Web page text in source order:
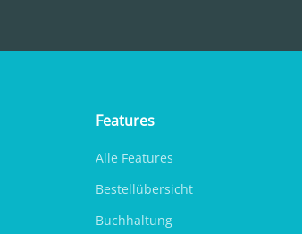
Features
Alle Features
Bestellübersicht
Buchhaltung